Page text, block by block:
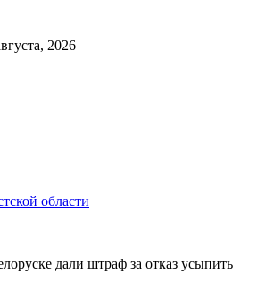
2026
области
дали штраф за отказ усыпить